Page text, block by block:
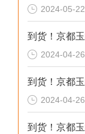
2024-05-22
2024-04-26
2024-04-26